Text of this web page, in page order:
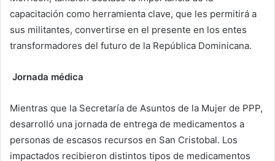
capacitación como herramienta clave, que les permitirá a
sus militantes, convertirse en el presente en los entes
transformadores del futuro de la República Dominicana.
Jornada médica
Mientras que la Secretaría de Asuntos de la Mujer de PPP,
desarrolló una jornada de entrega de medicamentos a
personas de escasos recursos en San Cristobal. Los
impactados recibieron distintos tipos de medicamentos